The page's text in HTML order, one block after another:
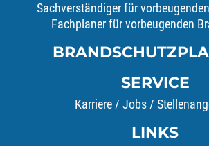
Sachverständiger für
Fachplaner für vorbeugenden
SERVICE
Karriere / Jobs /
LINKS